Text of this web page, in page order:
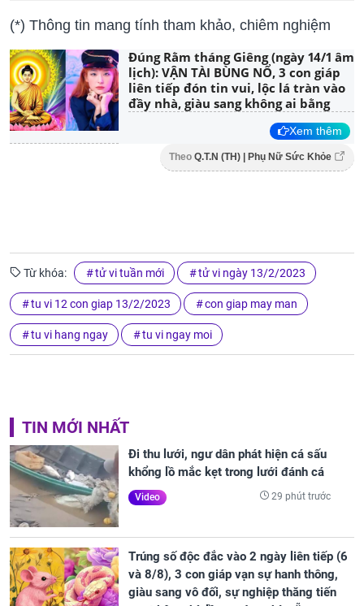
(*) Thông tin mang tính tham khảo, chiêm nghiệm
Đúng Rằm tháng Giêng (ngày 14/1 âm
lịch): VẬN TÀI BÙNG NỔ, 3 con giáp
liên tiếp đón tin vui, lộc lá tràn vào
đầy nhà, giàu sang không ai bằng
Xem thêm
Theo Q.T.N (TH) | Phụ Nữ Sức Khỏe
Từ khóa: tử vi tuần mới tử vi ngày 13/2/2023
tu vi 12 con giap 13/2/2023 con giap may man
tu vi hang ngay tu vi ngay moi
TIN MỚI NHẤT
Đi thu lưới, ngư dân phát hiện cá sấu
khổng lồ mắc kẹt trong lưới đánh cá
Video 29 phút trước
Trúng số độc đắc vào 2 ngày liên tiếp (6
và 8/8), 3 con giáp vạn sự hanh thông,
giàu sang vô đối, sự nghiệp thăng tiến